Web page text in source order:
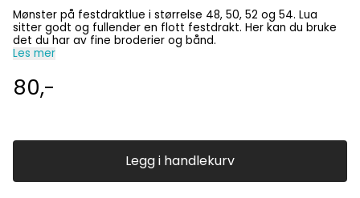
Mønster på festdraktlue i størrelse 48, 50, 52 og 54. Lua
sitter godt og fullender en flott festdrakt. Her kan du bruke
det du har av fine broderier og bånd.
Les mer
80,-
Legg i handlekurv